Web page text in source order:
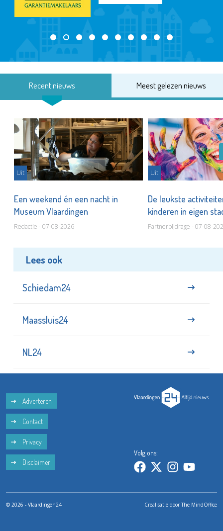
Recent nieuws Meest gelezen nieuws
Uit
Een weekend én een nacht in
Museum Vlaardingen
Redactie - 07-08-2026
Uit
De leukste
kinderen in eigen
Partnerbijdrage - 07-08-
Lees ook
Schiedam24
Maassluis24
NL24
Adverteren
Contact
Privacy
Disclaimer
Volg ons:
© 2026 - Vlaardingen24 Crealisatie doorThe MindOffice